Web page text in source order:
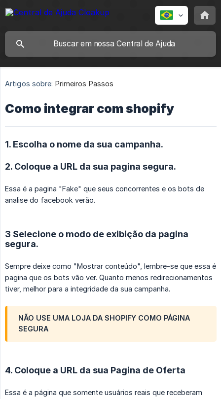
Artigos sobre: Primeiros Passos
Como integrar com shopify
1. Escolha o nome da sua campanha.
2. Coloque a URL da sua pagina segura.
Essa é a pagina "Fake" que seus concorrentes e os bots de
analise do facebook verão.
3 Selecione o modo de exibição da pagina
segura.
Sempre deixe como "Mostrar conteúdo", lembre-se que essa é
pagina que os bots vão ver. Quanto menos redirecionamentos
tiver, melhor para a integridade da sua campanha.
NÃO USE UMA LOJA DA SHOPIFY COMO PÁGINA
SEGURA
4. Coloque a URL da sua Pagina de Oferta
Essa é a página que somente usuários reais que receberam